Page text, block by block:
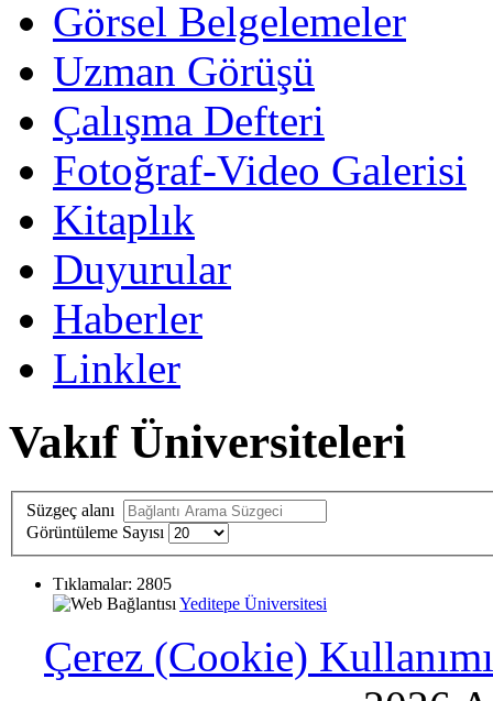
Görsel Belgelemeler
Uzman Görüşü
Çalışma Defteri
Fotoğraf-Video Galerisi
Kitaplık
Duyurular
Haberler
Linkler
Vakıf Üniversiteleri
Süzgeç alanı
Görüntüleme Sayısı
Tıklamalar: 2805
Yeditepe Üniversitesi
Çerez (Cookie)